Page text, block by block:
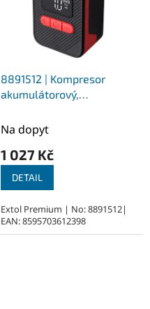
8891512 | Kompresor
akumulátorový,
10,3bar, 12l/min
Na dopyt
1 027 Kč
DETAIL
Extol Premium | No: 8891512|
EAN: 8595703612398